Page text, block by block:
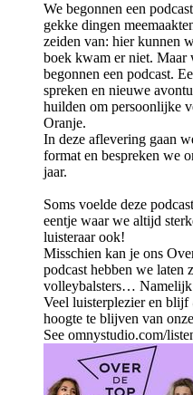
We begonnen een
gekke dingen
zeiden van: hier kunnen
boek kwam er niet. Maar
begonnen een podcast.
spreken en nieuwe
huilden om persoonlijke
Oranje.
In deze aflevering gaan
format en bespreken we
jaar.
Soms voelde deze
eentje waar we altijd
luisteraar ook!
Misschien kan je ons
podcast hebben we laten
volleybalsters…
Veel luisterplezier en blijf
hoogte te blijven van
See omnystudio.com/